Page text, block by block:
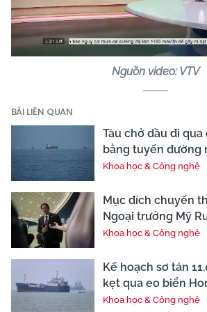
Nguồn video: VTV
BÀI LIÊN QUAN
Tàu chở dầu đi
bằng tuyến đường
Khoa học & Công nghệ
Mục đích chuyến
Ngoại trưởng Mỹ
Khoa học & Công nghệ
Kế hoạch sơ tán
kẹt qua eo biển
Khoa học & Công nghệ